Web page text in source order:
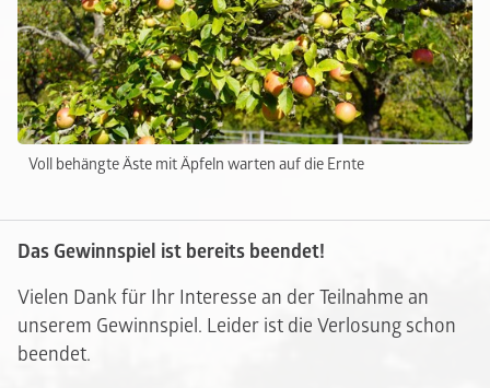
Voll behängte Äste mit Äpfeln warten auf die Ernte
Das Gewinnspiel ist bereits beendet!
Vielen Dank für Ihr Interesse an der Teilnahme an
unserem Gewinnspiel. Leider ist die Verlosung schon
beendet.